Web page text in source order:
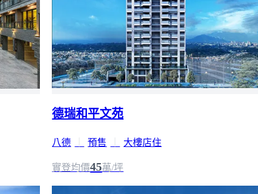
德瑞和平文苑
八德 預售 大樓店住
實登均價45萬/坪